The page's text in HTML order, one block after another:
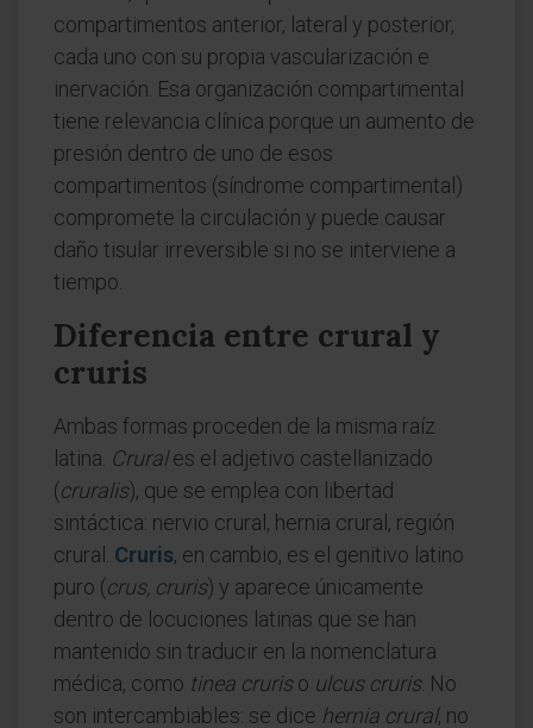
compartimentos anterior, lateral y posterior,
cada uno con su propia vascularización e
inervación. Esa organización compartimental
tiene relevancia clínica porque un aumento de
presión dentro de uno de esos
compartimentos (síndrome compartimental)
compromete la circulación y puede causar
daño tisular irreversible si no se interviene a
tiempo.
Diferencia entre crural y
cruris
Ambas formas proceden de la misma raíz
latina. Crurales el adjetivo castellanizado
(cruralis), que se emplea con libertad
sintáctica: nervio crural, hernia crural, región
crural. Cruris, en cambio, es el genitivo latino
puro (crus, cruris) y aparece únicamente
dentro de locuciones latinas que se han
mantenido sin traducir en la nomenclatura
médica, como tinea cruriso ulcus cruris. No
son intercambiables: se dice hernia crural, no